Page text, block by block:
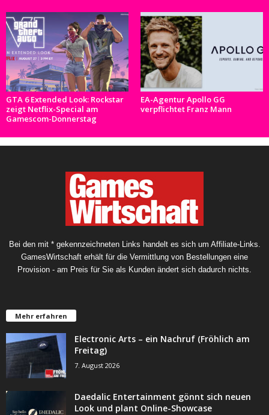
GTA 6 Extended Look: Rockstar
zeigt Netflix-Special am
Gamescom-Donnerstag
EA-Agentur Apollo GG
verpflichtet Franz Mann
Bei den mit * gekennzeichneten Links handelt es sich um Affiliate-Links.
GamesWirtschaft erhält für die Vermittlung von Bestellungen eine
Provision - am Preis für Sie als Kunden ändert sich dadurch nichts.
Mehr erfahren
Electronic Arts – ein Nachruf (Fröhlich am
Freitag)
7. August 2026
Daedalic Entertainment gönnt sich neuen
Look und plant Online-Showcase